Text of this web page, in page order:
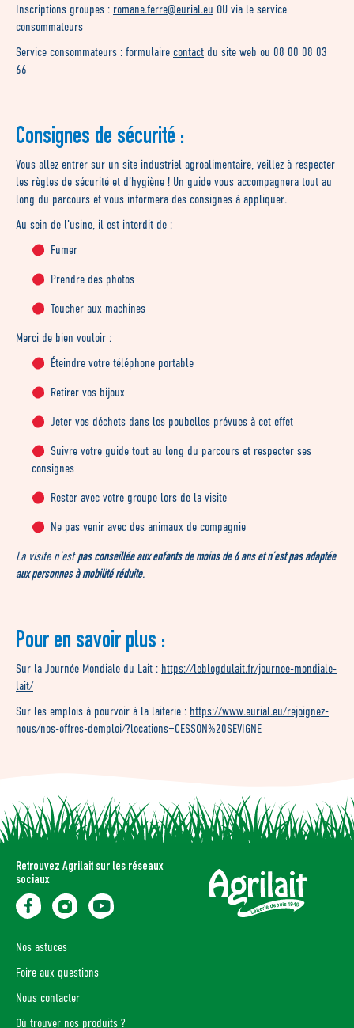
Inscriptions groupes : romane.ferre@eurial.eu OU via le service
consommateurs
Service consommateurs : formulaire contact du site web ou 08 00 08 03
66
Consignes de sécurité :
Vous allez entrer sur un site industriel agroalimentaire, veillez à respecter
les règles de sécurité et d’hygiène ! Un guide vous accompagnera tout au
long du parcours et vous informera des consignes à appliquer.
Au sein de l’usine, il est interdit de :
Fumer
Prendre des photos
Toucher aux machines
Merci de bien vouloir :
Éteindre votre téléphone portable
Retirer vos bijoux
Jeter vos déchets dans les poubelles prévues à cet effet
Suivre votre guide tout au long du parcours et respecter ses
consignes
Rester avec votre groupe lors de la visite
Ne pas venir avec des animaux de compagnie
La visite n’estpas conseillée aux enfants de moins de 6 ans et n’est pas adaptée
aux personnes à mobilité réduite.
Pour en savoir plus :
Sur la Journée Mondiale du Lait : https://leblogdulait.fr/journee-mondiale-
lait/
Sur les emplois à pourvoir à la laiterie : https://www.eurial.eu/rejoignez-
nous/nos-offres-demploi/?locations=CESSON%20SEVIGNE
Retrouvez Agrilait sur les réseaux
sociaux
Nos astuces
Foire aux questions
Nous contacter
Où trouver nos produits ?